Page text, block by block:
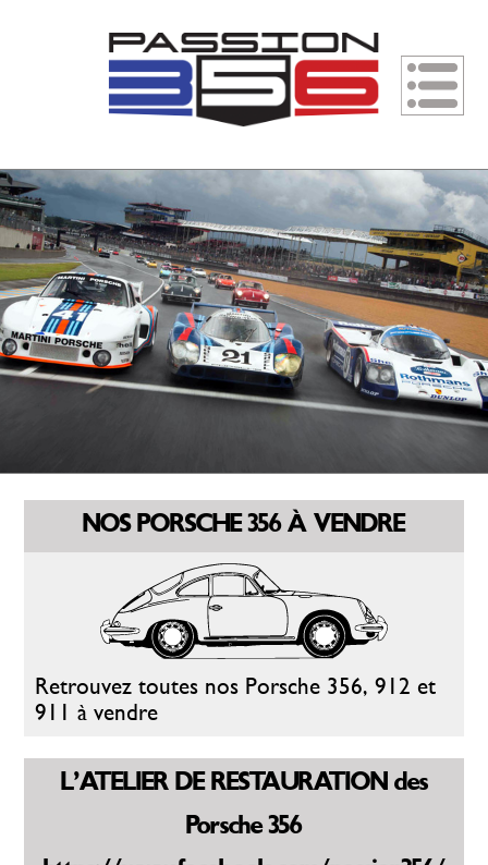
NOS PORSCHE 356 À VENDRE
Retrouvez toutes nos Porsche 356, 912 et
911 à vendre
L'ATELIER DE RESTAURATION des
Porsche 356